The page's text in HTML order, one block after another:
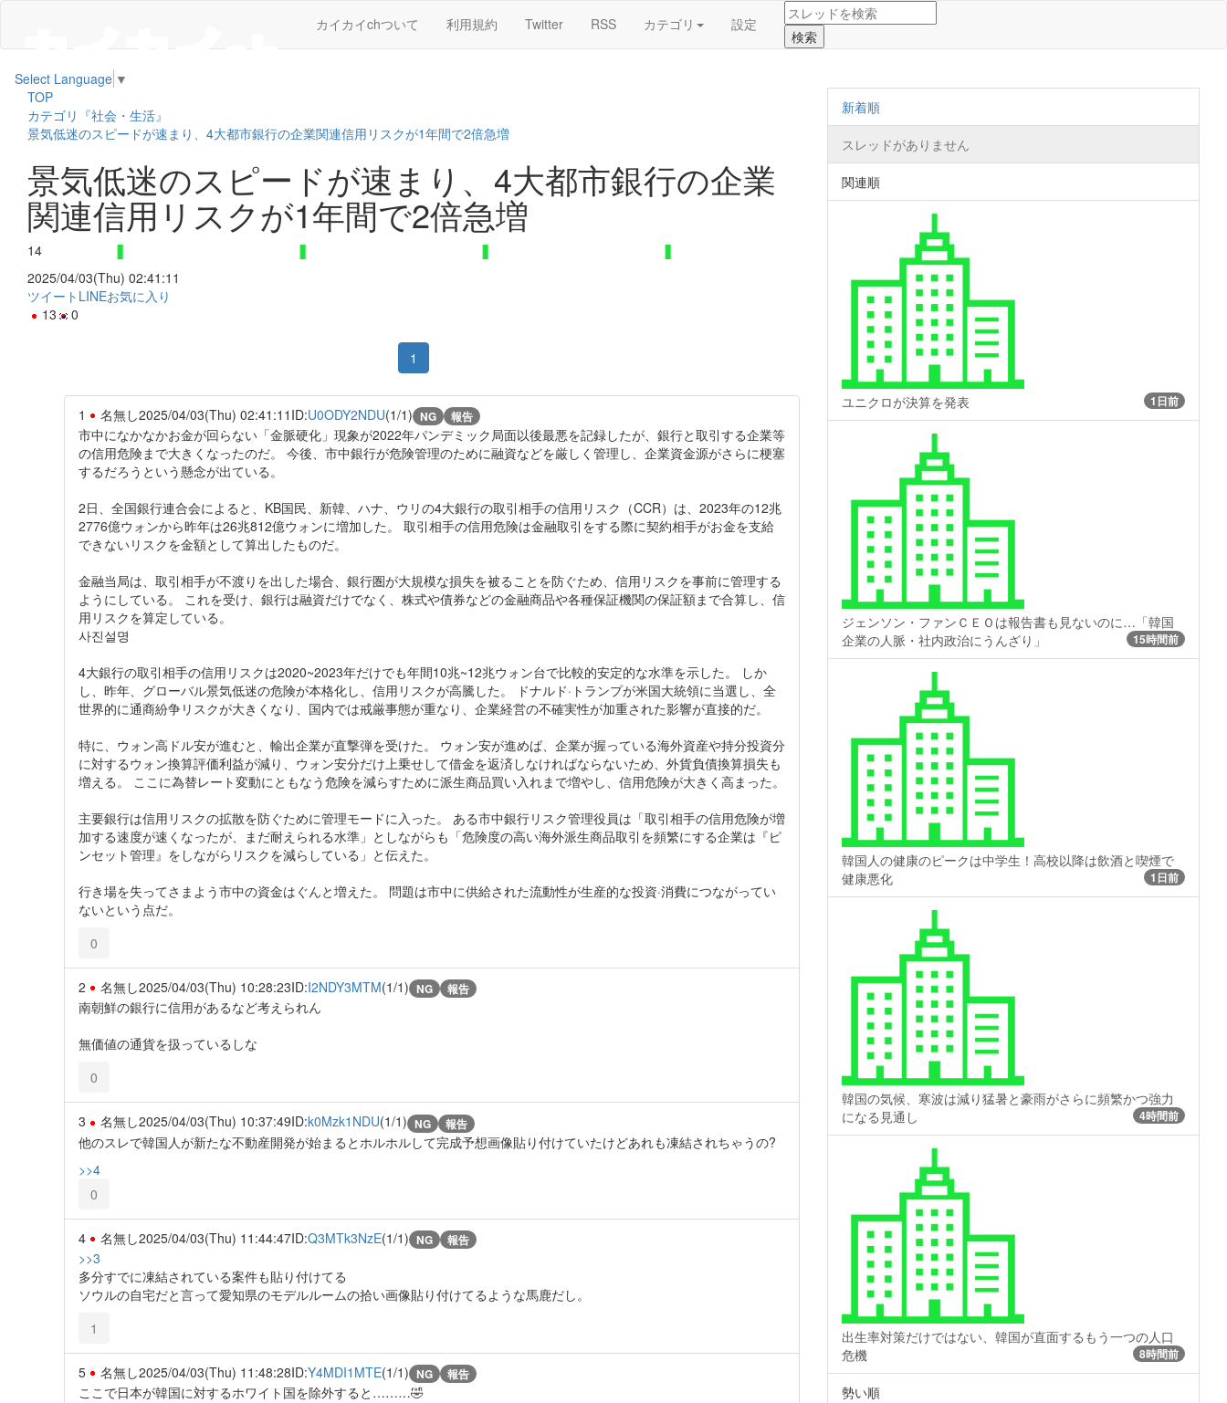
カイカイchついて 利用規約 Twitter RSS カテゴリ 設定
Select Language ▼
TOP
カテゴリ『社会・生活』
景気低迷のスピードが速まり、4大都市銀行の企業関連信用リスクが1年間で2倍急増
景気低迷のスピードが速まり、4大都市銀行の企業
関連信用リスクが1年間で2倍急増
14
2025/04/03(Thu) 02:41:11
ツイート LINEお気に入り
13
0
1
1 名無し2025/04/03(Thu) 02:41:11 ID:U0ODY2NDU(1/1) NG 報告
市中になかなかお金が回らない「金脈硬化」現象が2022年パンデミック局面以後最悪を記録したが、銀行と取引する企業等
の信用危険まで大きくなったのだ。 今後、市中銀行が危険管理のために融資などを厳しく管理し、企業資金源がさらに梗塞
するだろうという懸念が出ている。
2日、全国銀行連合会によると、KB国民、新韓、ハナ、ウリの4大銀行の取引相手の信用リスク（CCR）は、2023年の12兆
2776億ウォンから昨年は26兆812億ウォンに増加した。 取引相手の信用危険は金融取引をする際に契約相手がお金を支給
できないリスクを金額として算出したものだ。
金融当局は、取引相手が不渡りを出した場合、銀行圏が大規模な損失を被ることを防ぐため、信用リスクを事前に管理する
ようにしている。 これを受け、銀行は融資だけでなく、株式や債券などの金融商品や各種保証機関の保証額まで合算し、信
用リスクを算定している。
사진설명
4大銀行の取引相手の信用リスクは2020~2023年だけでも年間10兆~12兆ウォン台で比較的安定的な水準を示した。 しか
し、昨年、グローバル景気低迷の危険が本格化し、信用リスクが高騰した。 ドナルド·トランプが米国大統領に当選し、全
世界的に通商紛争リスクが大きくなり、国内では戒厳事態が重なり、企業経営の不確実性が加重された影響が直接的だ。
特に、ウォン高ドル安が進むと、輸出企業が直撃弾を受けた。 ウォン安が進めば、企業が握っている海外資産や持分投資分
に対するウォン換算評価利益が減り、ウォン安分だけ上乗せして借金を返済しなければならないため、外貨負債換算損失も
増える。 ここに為替レート変動にともなう危険を減らすために派生商品買い入れまで増やし、信用危険が大きく高まった。
主要銀行は信用リスクの拡散を防ぐために管理モードに入った。 ある市中銀行リスク管理役員は「取引相手の信用危険が増
加する速度が速くなったが、まだ耐えられる水準」としながらも「危険度の高い海外派生商品取引を頻繁にする企業は『ピ
ンセット管理』をしながらリスクを減らしている」と伝えた。
行き場を失ってさまよう市中の資金はぐんと増えた。 問題は市中に供給された流動性が生産的な投資·消費につながってい
ないという点だ。
0
2 名無し2025/04/03(Thu) 10:28:23ID:I2NDY3MTM(1/1) NG 報告
南朝鮮の銀行に信用があるなど考えられん
無価値の通貨を扱っているしな
0
3 名無し2025/04/03(Thu) 10:37:49ID:k0Mzk1NDU(1/1) NG 報告
他のスレで韓国人が新たな不動産開発が始まるとホルホルして完成予想画像貼り付けていたけどあれも凍結されちゃうの?
>>4
0
4 名無し2025/04/03(Thu) 11:44:47ID:Q3MTk3NzE(1/1) NG 報告
>>3
多分すでに凍結されている案件も貼り付けてる
ソウルの自宅だと言って愛知県のモデルルームの拾い画像貼り付けてるような馬鹿だし。
1
5 名無し2025/04/03(Thu) 11:48:28ID:Y4MDI1MTE(1/1) NG 報告
ここで日本が韓国に対するホワイト国を除外すると………🤣
新着順
スレッドがありません
関連順
ユニクロが決算を発表 1日前
ジェンソン・ファンＣＥＯは報告書も見ないのに…「韓国
企業の人脈・社内政治にうんざり」
15時間前
韓国人の健康のピークは中学生！高校以降は飲酒と喫煙で
健康悪化
1日前
韓国の気候、寒波は減り猛暑と豪雨がさらに頻繁かつ強力
になる見通し
4時間前
出生率対策だけではない、韓国が直面するもう一つの人口
危機
8時間前
勢い順